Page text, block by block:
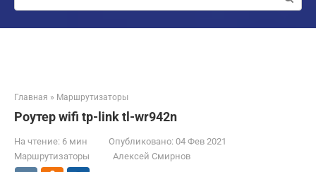
Главная » Маршрутизаторы
Роутер wifi tp-link tl-wr942n
На чтение: 6 мин Опубликовано: 04 Фев 2021
Маршрутизаторы
Алексей Смирнов